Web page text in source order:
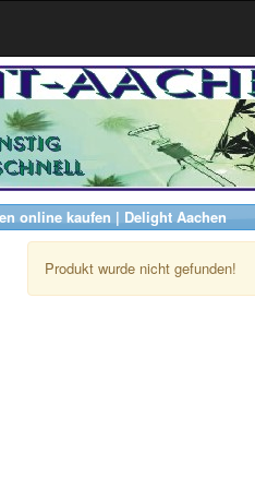
online kaufen | Delight Aachen
Produkt wurde nicht gefunden!